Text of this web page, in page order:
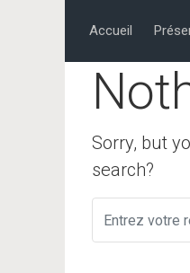
Accueil
Sorry, but
search?